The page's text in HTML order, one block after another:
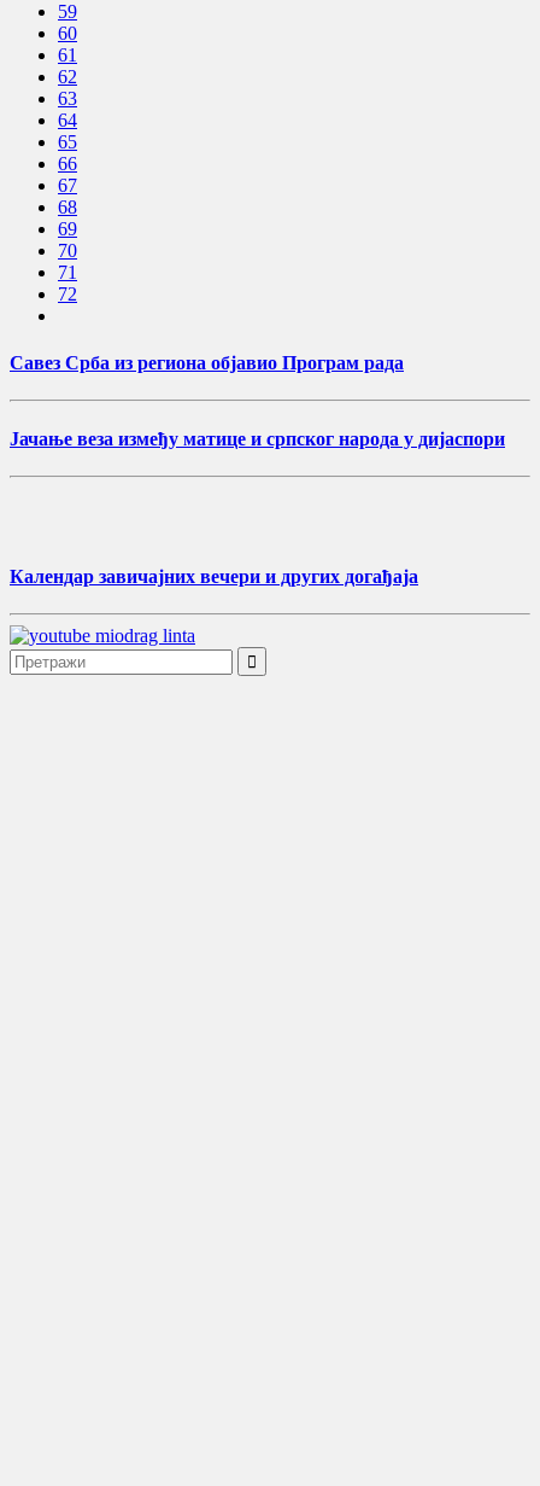
59
60
61
62
63
64
65
66
67
68
69
70
71
72
Савез Срба из региона објавио Програм рада
Јачање веза између матице и српског народа у дијаспори
Календар завичајних вечери и других догађаја